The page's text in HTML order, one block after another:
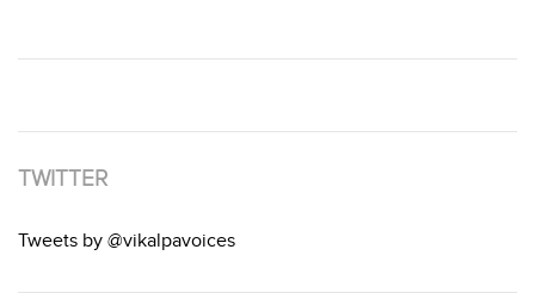
TWITTER
Tweets by @vikalpavoices